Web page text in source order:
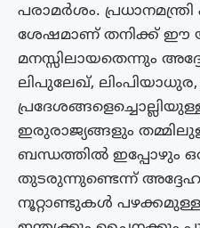
പരാമർശം.
ശേഷമാണ് തനിക്ക് ഈ
മനസ്സിലായതെന്നും
ലിപുലേഖ്,
ഇരുരാജ്യങ്ങളും
ബന്ധത്തിൽ ഇപ്പോഴും
തുടരുന്നുണ്ടെന്ന്
നൂറ്റാണ്ടുകൾ പഴക്കമുള്ള